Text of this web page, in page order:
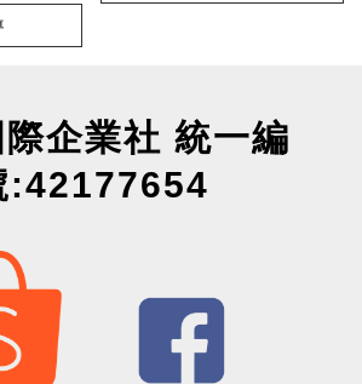
企業社 統一編
:42177654